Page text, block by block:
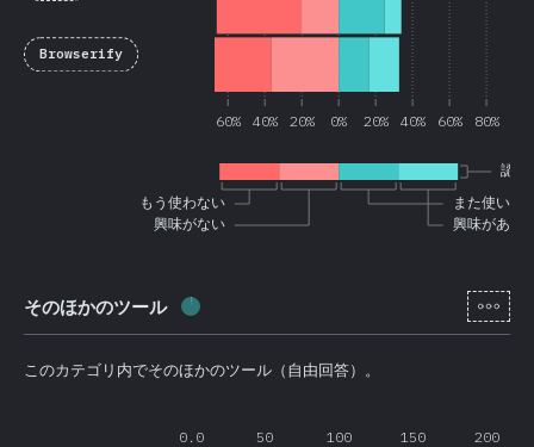
もう使わない
興味がない
また使いた
興味がある
認知
60% 40% 20% 0% 20% 40% 60% 80%
Browserify
そのほかのツール 回答記入率： [ja-
このカテゴリ内でそのほかのツール（自由回答）。
0.0 50 100 150 200